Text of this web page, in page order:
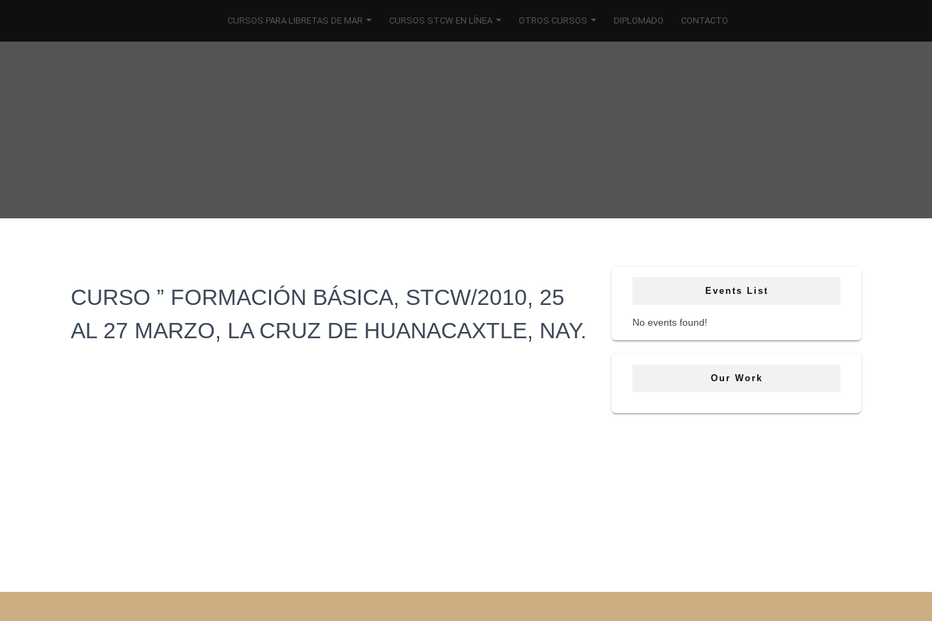
CURSOS PARA LIBRETAS DE MAR CURSOS STCW EN LÍNEA OTROS CURSOS DIPLOMADO CONTACTO
CURSO ” FORMACIÓN BÁSICA, STCW/2010, 25
AL 27 MARZO, LA CRUZ DE HUANACAXTLE, NAY.
Events List
No events found!
Our Work